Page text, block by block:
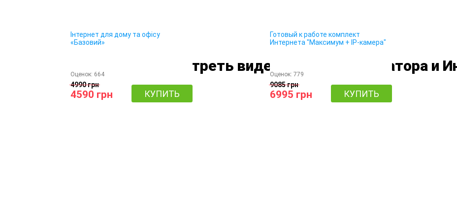
Інтернет для дому та офісу
«Базовий»
Оценок: 664
4990 грн
4590 грн КУПИТЬ
Готовый к работе комплект
Интернета "Максимум + IP-камера"
Оценок: 779
9085 грн
6995 грн КУПИТЬ
Посмотреть видео о выборе оператора и